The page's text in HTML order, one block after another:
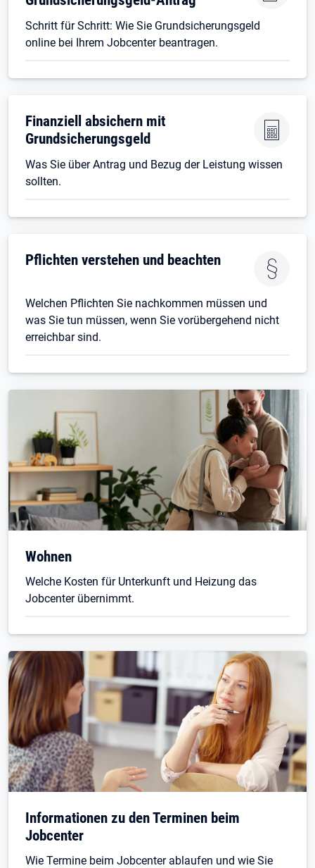
Schritt für Schritt: Wie Sie Grundsicherungsgeld
online bei Ihrem Jobcenter beantragen.
Finanziell absichern mit
Grundsicherungsgeld
Was Sie über Antrag und Bezug der Leistung wissen
sollten.
Pflichten verstehen und beachten
Welchen Pflichten Sie nachkommen müssen und
was Sie tun müssen, wenn Sie vorübergehend nicht
erreichbar sind.
Wohnen
Welche Kosten für Unterkunft und Heizung das
Jobcenter übernimmt.
Informationen zu den Terminen beim
Jobcenter
Wie Termine beim Jobcenter ablaufen und wie Sie